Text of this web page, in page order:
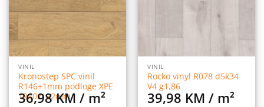
VINIL
Kronostep SPC vinil
R146+1mm podloge XPE
1280x192mm
36,98KM / m²
VINIL
Rocko vinyl R078 d5k34
V4 g1,86
39,98 KM / m²